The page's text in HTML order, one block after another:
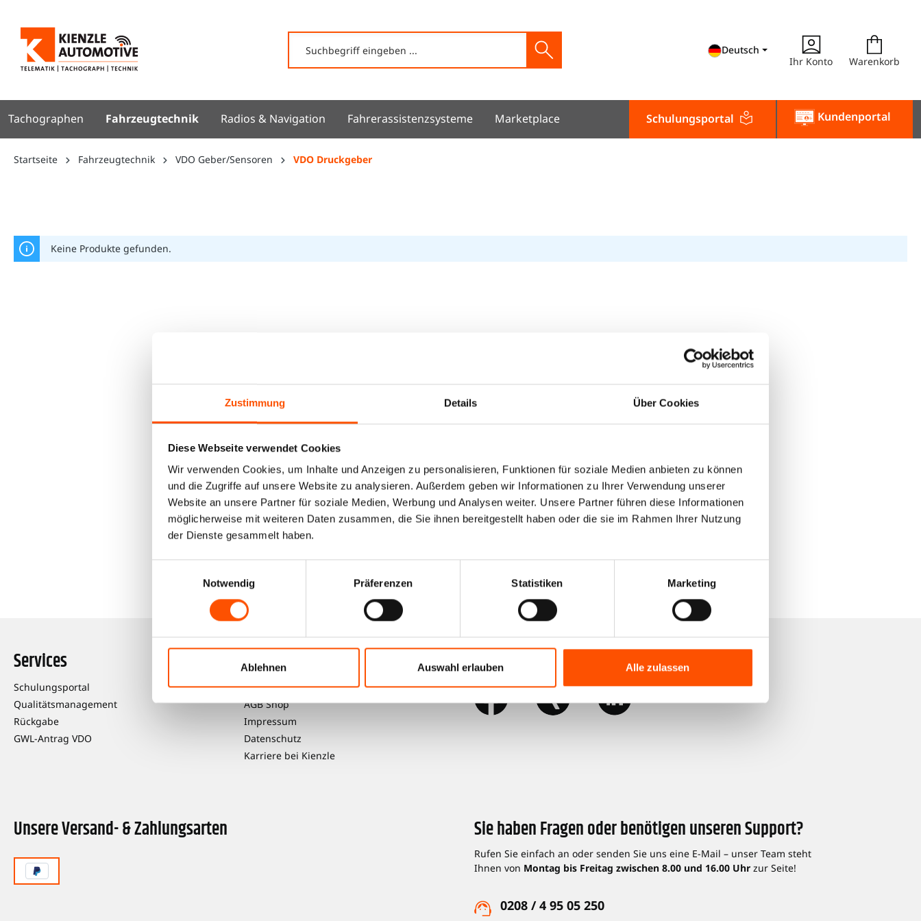
Zustimmung Details Über Cookies
Diese Webseite verwendet Cookies
Wir verwenden Cookies, um Inhalte und Anzeigen zu personalisieren, Funktionen für soziale Medien anbieten zu können
und die Zugriffe auf unsere Website zu analysieren. Außerdem geben wir Informationen zu Ihrer Verwendung unserer
Website an unsere Partner für soziale Medien, Werbung und Analysen weiter. Unsere Partner führen diese Informationen
möglicherweise mit weiteren Daten zusammen, die Sie ihnen bereitgestellt haben oder die sie im Rahmen Ihrer Nutzung
der Dienste gesammelt haben.
Notwendig
Präferenzen Statistiken Marketing
Ablehnen Auswahl erlauben Alle zulassen
Deutsch
Ihr Konto
Warenkorb
Tachographen Fahrzeugtechnik Radios & Navigation Fahrerassistenzsysteme Marketplace Kundenportal
Schulungsportal
Startseite Fahrzeugtechnik VDO Geber/Sensoren VDO Druckgeber
Keine Produkte gefunden.
Services
Schulungsportal
Qualitätsmanagement
Rückgabe
GWL-Antrag VDO
Informationen
Über uns
AGB Shop
Impressum
Datenschutz
Karriere bei Kienzle
Kienzle auf Social Media
Unsere Versand- & Zahlungsarten Sie haben Fragen oder benötigen unseren Support?
Rufen Sie einfach an oder senden Sie uns eine E-Mail – unser Team steht
Ihnen von Montag bis Freitag zwischen 8.00 und 16.00 Uhr zur Seite!
0208 / 4 95 05 250